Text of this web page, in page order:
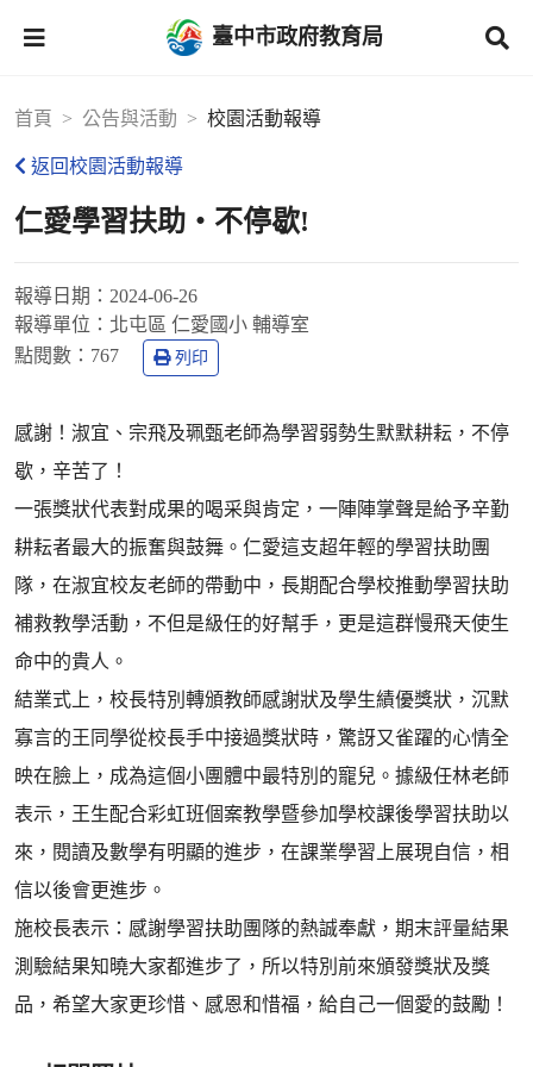
臺中市政府教育局
首頁 公告與活動 校園活動報導
返回校園活動報導
仁愛學習扶助‧不停歇!
報導日期： 2024-06-26
報導單位： 北屯區 仁愛國小 輔導室
點閱數： 767 列印
感謝！淑宜、宗飛及珮甄老師為學習弱勢生默默耕耘，不停
歇，辛苦了！
一張獎狀代表對成果的喝采與肯定，一陣陣掌聲是給予辛勤
耕耘者最大的振奮與鼓舞。仁愛這支超年輕的學習扶助團
隊，在淑宜校友老師的帶動中，長期配合學校推動學習扶助
補救教學活動，不但是級任的好幫手，更是這群慢飛天使生
命中的貴人。
結業式上，校長特別轉頒教師感謝狀及學生績優獎狀，沉默
寡言的王同學從校長手中接過獎狀時，驚訝又雀躍的心情全
映在臉上，成為這個小團體中最特別的寵兒。據級任林老師
表示，王生配合彩虹班個案教學暨參加學校課後學習扶助以
來，閱讀及數學有明顯的進步，在課業學習上展現自信，相
信以後會更進步。
施校長表示：感謝學習扶助團隊的熱誠奉獻，期末評量結果
測驗結果知曉大家都進步了，所以特別前來頒發獎狀及獎
品，希望大家更珍惜、感恩和惜福，給自己一個愛的鼓勵！